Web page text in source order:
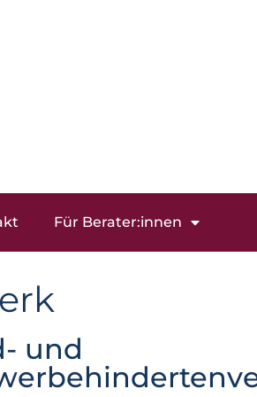
Für Berater:innen
und